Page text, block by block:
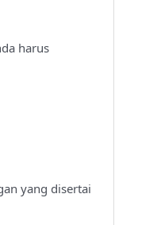
harus
yang disertai